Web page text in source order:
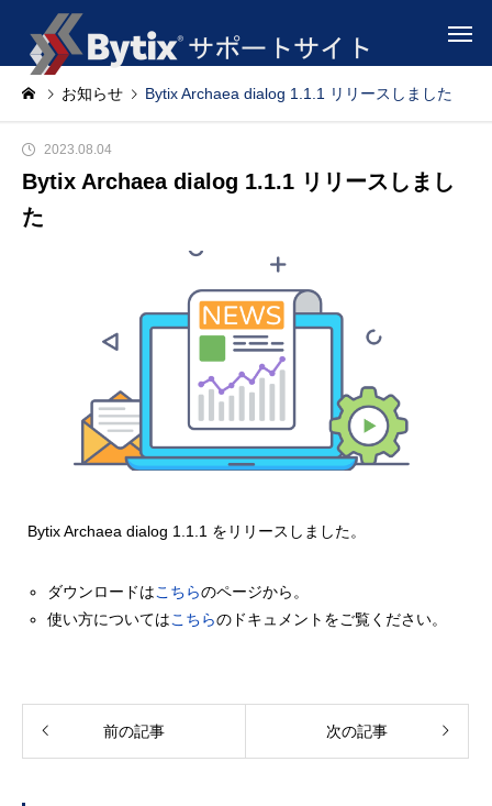
お知らせ Bytix Archaea dialog 1.1.1 リリースしました
2023.08.04
Bytix Archaea dialog 1.1.1 リリースしまし
た
Bytix Archaea dialog 1.1.1 をリリースしました。
ダウンロードはこちらのページから。
使い方についてはこちらのドキュメントをご覧ください。
前の記事 次の記事